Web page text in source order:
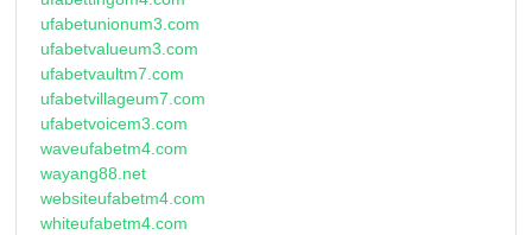
ufabetunionum3.com
ufabetvalueum3.com
ufabetvaultm7.com
ufabetvillageum7.com
ufabetvoicem3.com
waveufabetm4.com
wayang88.net
websiteufabetm4.com
whiteufabetm4.com